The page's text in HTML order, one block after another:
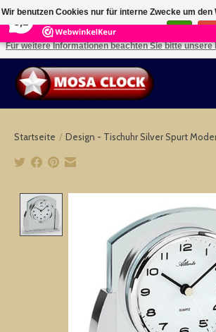
164 Reviews
Kies uw taal: NL -- Wählen Sie ihre Sprache: DE --
Startseite / Design - Tischuhr Silver Spurt
Wir benutzen Cookies nur für interne Zwecke um
Ist das in Ordnung?
Für weitere Informationen beachten Sie bitte